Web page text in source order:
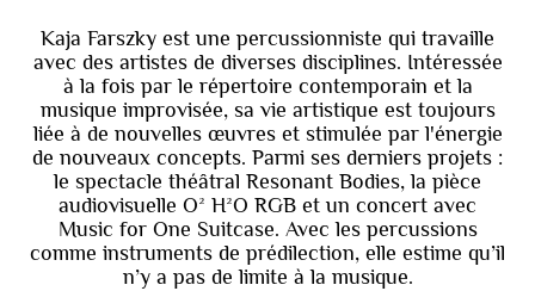
Kaja Farszky est une percussionniste qui travaille
avec des artistes de diverses disciplines. Intéressée
à la fois par le répertoire contemporain et la
musique improvisée, sa vie artistique est toujours
liée à de nouvelles œuvres et stimulée par l'énergie
de nouveaux concepts. Parmi ses derniers projets :
le spectacle théâtral Resonant Bodies, la pièce
audiovisuelle O² H²O RGB et un concert avec
Music for One Suitcase. Avec les percussions
comme instruments de prédilection, elle estime qu’il
n’y a pas de limite à la musique.